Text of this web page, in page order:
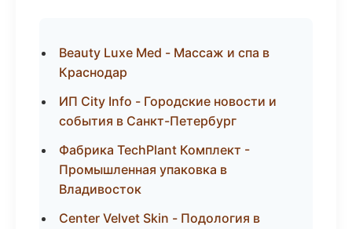
Beauty Luxe Med - Массаж и спа в
Краснодар
ИП City Info - Городские новости и
события в Санкт-Петербург
Фабрика TechPlant Комплект -
Промышленная упаковка в
Владивосток
Center Velvet Skin - Подология в